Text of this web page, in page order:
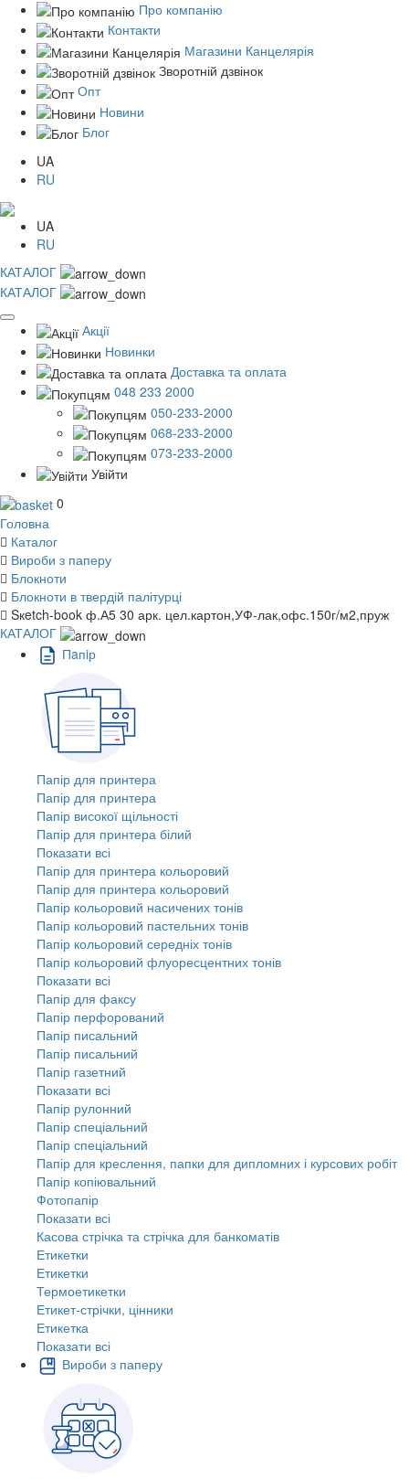
Про компанію
Контакти
Магазини Канцелярія
Зворотній дзвінок
Опт
Новини
Блог
UA
RU
UA
RU
КАТАЛОГ
КАТАЛОГ
Акції
Новинки
Доставка та оплата
048 233 2000
050-233-2000
068-233-2000
073-233-2000
Увійти
0
Головна
Каталог
Вироби з паперу
Блокноти
Блокноти в твердій палітурці
Sкetch-book ф.А5 30 арк. цел.картон,УФ-лак,офс.150г/м2,пруж
КАТАЛОГ
Пaпiр
Папір для принтера
Папір для принтера
Папір високої щільності
Папір для принтера білий
Показати всі
Папір для принтера кольоровий
Папір для принтера кольоровий
Папір кольоровий насичених тонів
Папір кольоровий пастельних тонів
Папір кольоровий середніх тонів
Папір кольоровий флуоресцентних тонів
Показати всі
Папір для факсу
Папір перфорований
Папір писальний
Папір писальний
Папір газетний
Показати всі
Папір рулонний
Папір спеціальний
Папір спеціальний
Папір для креслення, папки для дипломних і курсових робіт
Папір копіювальний
Фотопапір
Показати всі
Касова стрічка та стрічка для банкоматів
Етикетки
Етикетки
Термоетикетки
Етикет-стрічки, цінники
Етикетка
Показати всі
Вироби з паперу